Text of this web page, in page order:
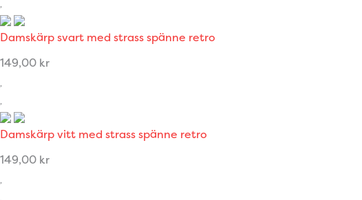
Damskärp svart med strass spänne retro
149,00 kr
Damskärp vitt med strass spänne retro
149,00 kr